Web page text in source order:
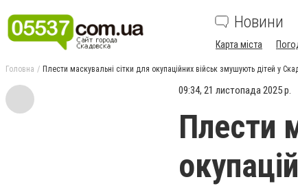
Новини
Карта міста
Головна Плести маскувальні сітки для окупаційних військ змушують дітей у
09:34, 21 листопада 2025 р.
Плести